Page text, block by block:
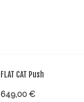
FLAT CAT Push
649,00 €